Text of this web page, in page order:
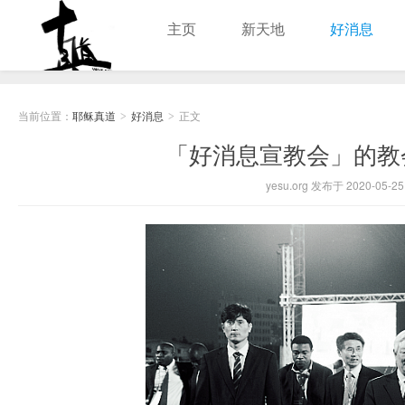
主页 新天地 好消息
当前位置： 耶稣真道 > 好消息 > 正文
「好消息宣教会」的
yesu.org 发布于 2020-05-25